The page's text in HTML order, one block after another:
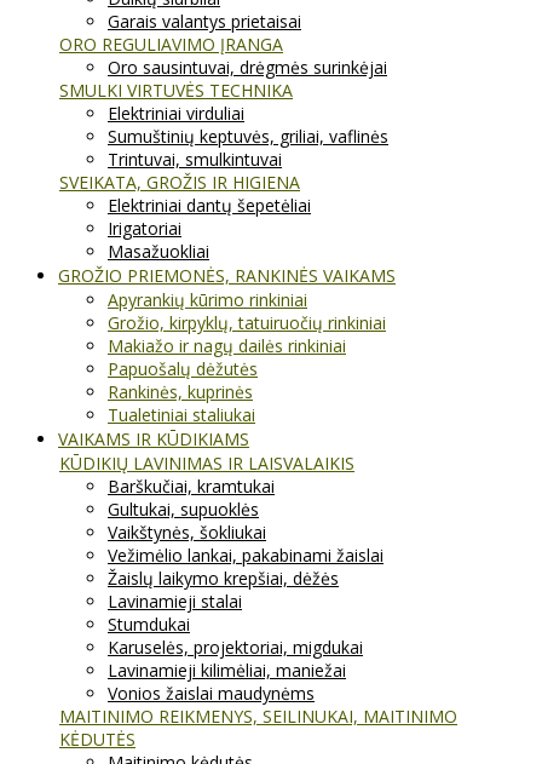
Garais valantys prietaisai
ORO REGULIAVIMO ĮRANGA
Oro sausintuvai, drėgmės surinkėjai
SMULKI VIRTUVĖS TECHNIKA
Elektriniai virduliai
Sumuštinių keptuvės, griliai, vaflinės
Trintuvai, smulkintuvai
SVEIKATA, GROŽIS IR HIGIENA
Elektriniai dantų šepetėliai
Irigatoriai
Masažuokliai
GROŽIO PRIEMONĖS, RANKINĖS VAIKAMS
Apyrankių kūrimo rinkiniai
Grožio, kirpyklų, tatuiruočių rinkiniai
Makiažo ir nagų dailės rinkiniai
Papuošalų dėžutės
Rankinės, kuprinės
Tualetiniai staliukai
VAIKAMS IR KŪDIKIAMS
KŪDIKIŲ LAVINIMAS IR LAISVALAIKIS
Barškučiai, kramtukai
Gultukai, supuoklės
Vaikštynės, šokliukai
Vežimėlio lankai, pakabinami žaislai
Žaislų laikymo krepšiai, dėžės
Lavinamieji stalai
Stumdukai
Karuselės, projektoriai, migdukai
Lavinamieji kilimėliai, maniežai
Vonios žaislai maudynėms
MAITINIMO REIKMENYS, SEILINUKAI, MAITINIMO
KĖDUTĖS